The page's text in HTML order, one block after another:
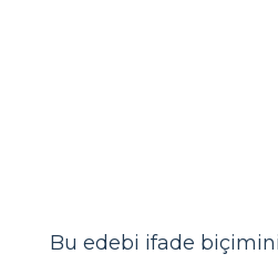
Bu edebi ifade